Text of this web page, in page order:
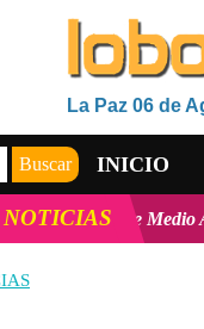
La Paz 06 de
INICIO
Ambiente, José